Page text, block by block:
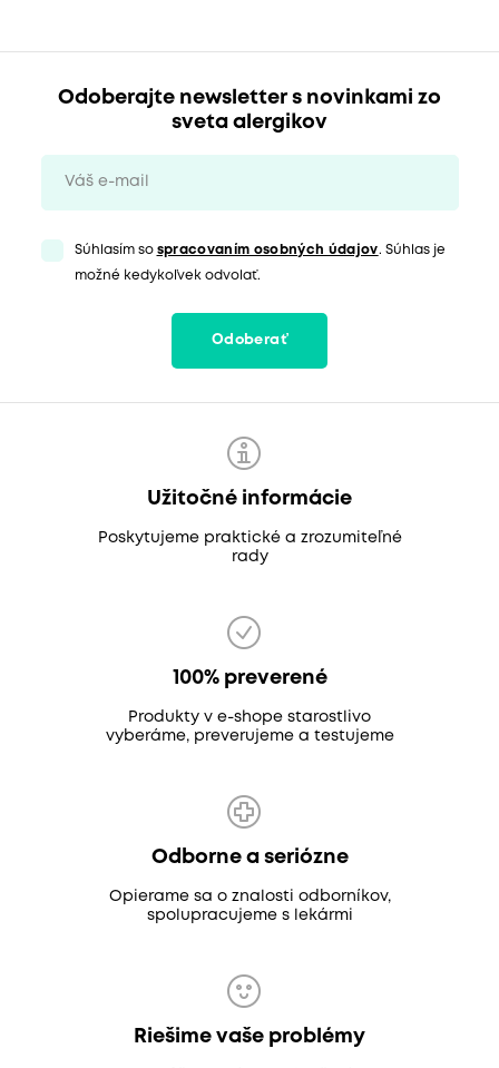
Odoberajte newsletter s novinkami zo
sveta alergikov
Súhlasím so spracovaním osobných údajov. Súhlas je
možné kedykoľvek odvolať.
Odoberať
Užitočné informácie
Poskytujeme praktické a zrozumiteľné
rady
100% preverené
Produkty v e-shope starostlivo
vyberáme, preverujeme a testujeme
Odborne a seriózne
Opierame sa o znalosti odborníkov,
spolupracujeme s lekármi
Riešime vaše problémy